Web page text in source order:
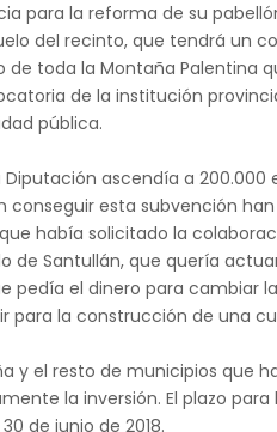
para la reforma de su
del recinto, que tendrá un
de toda la Montaña Palentina
de la institución
pública.
ascendía a
esta subvención
había solicitado la
de Santullán, que quería
pedía el dinero para cambiar
para la construcción de una
y el resto de municipios que
la inversión. El plazo
de junio de 2018.